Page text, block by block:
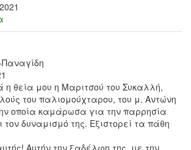
η θεία μου η Μαριτσού του Συκαλλή,
του παλιομούχταρου, του μ. Αντώνη
οποία καμάρωσα για την παρρησία
τον δυναμισμό της. Εξιστορεί τα πάθη